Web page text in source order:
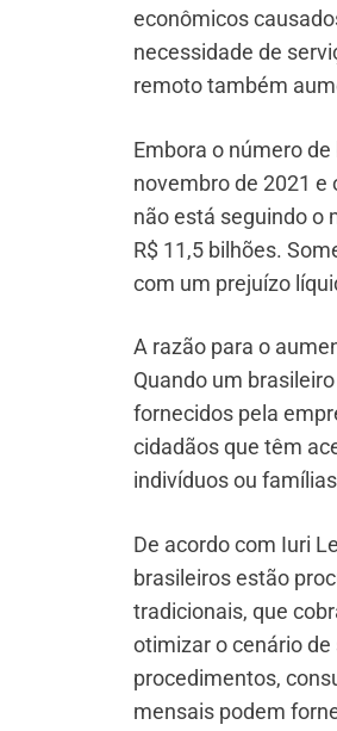
econômicos
necessidade de
remoto também
Embora o número
novembro de 2021 e
não está seguindo o
R$ 11,5 bilhões.
com um prejuízo
A razão para o
Quando um
fornecidos pela
cidadãos que têm
indivíduos ou
De acordo com Iuri
brasileiros estão
tradicionais, que
otimizar o cenário
procedimentos,
mensais podem